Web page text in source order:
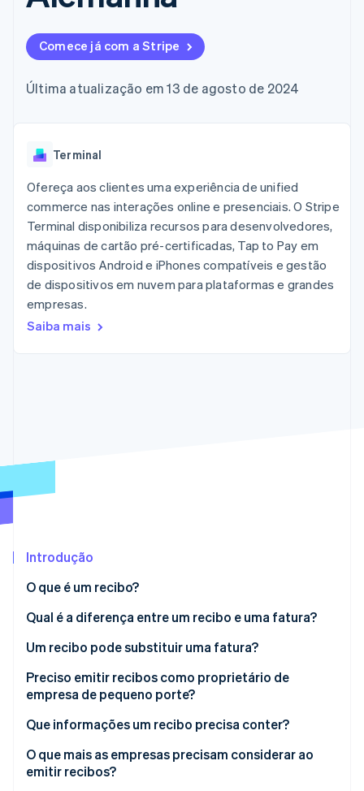
flexíveis de IU
pagamento
Acesso a mais
de 125
Pagamentos
Authorization
Otimizações
Link
Checkout
acelerado
Financial
Connections
Dados de
contas
vinculadas
Recognition
contábil
Stripe Sigma
Relatórios
Data Pipeline
de dados
Remoção de carbono
Stripe Sessions 2026
Veja como a Stripe está construindo a infraestrutura
Assista agora
Marketplaces
Plataformas
SaaS
Por setor
Jogos
Hospitalidade, viagens
e lazer
Seguros
Mídia e entretenimento
Organizações sem fins
Gerenciar assinaturas
uso
Emita cartões
stablecoins
Provisione e gerencie
Recursos
Integrações de
aplicativos
Exemplos de códigos
Blog de
desenvolvedores
Status da API
produto
Conferência anual das
Carreiras
Sala de imprensa
Fale com a equipe de
vendas
Seja um parceiro
Comece já com a Stripe
Última atualização em 13 de agosto de 2024
Terminal
Ofereça aos clientes uma experiência de unified
commerce nas interações online e presenciais. O Stripe
Terminal disponibiliza recursos para desenvolvedores,
máquinas de cartão pré-certificadas, Tap to Pay em
dispositivos Android e iPhones compatíveis e gestão
de dispositivos em nuvem para plataformas e grandes
empresas.
Saiba mais
Introdução
O que é um recibo?
Qual é a diferença entre um recibo e uma fatura?
O que é uma fatura recebida?
Um recibo pode substituir uma fatura?
Preciso emitir recibos como proprietário de
empresa de pequeno porte?
Que informações um recibo precisa conter?
O que mais as empresas precisam considerar ao
emitir recibos?